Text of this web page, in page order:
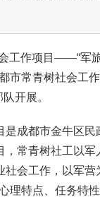
工作项目——“军
市常青树社会工
开展。
是成都市金牛区
，常青树社工以
会工作，以军
理特点、任务特